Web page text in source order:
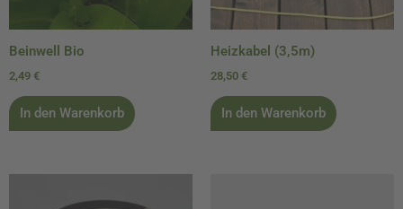
Beinwell Bio
2,49 €
In den Warenkorb
Heizkabel (3,5m)
28,50 €
In den Warenkorb